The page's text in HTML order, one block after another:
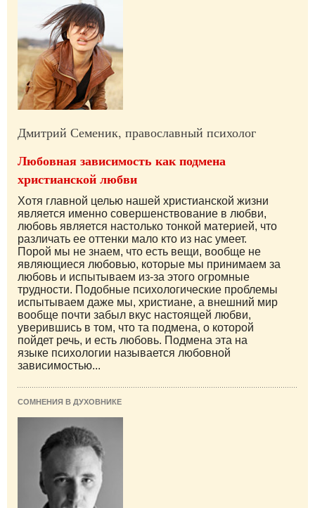
Дмитрий Семеник, православный психолог
Любовная зависимость как подмена
христианской любви
Хотя главной целью нашей христианской жизни
является именно совершенствование в любви,
любовь является настолько тонкой материей, что
различать ее оттенки мало кто из нас умеет.
Порой мы не знаем, что есть вещи, вообще не
являющиеся любовью, которые мы принимаем за
любовь и испытываем из-за этого огромные
трудности. Подобные психологические проблемы
испытываем даже мы, христиане, а внешний мир
вообще почти забыл вкус настоящей любви,
уверившись в том, что та подмена, о которой
пойдет речь, и есть любовь. Подмена эта на
языке психологии называется любовной
зависимостью...
СОМНЕНИЯ В ДУХОВНИКЕ